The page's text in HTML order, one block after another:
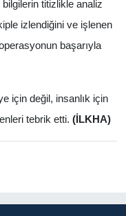
titizlikle analiz
izlendiğini ve işlenen
başarıyla
için değil, insanlık için
tebrik etti. (İLKHA)